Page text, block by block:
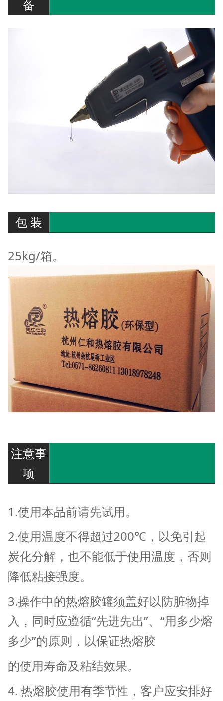
备
包 装
25kg/箱。
注意事
项
1.使用本品前请先试用。
2.使用温度不得超过200℃，以免引起
炭化分解，也不能低于使用温度，否则
降低粘接强度。
3.操作中的热熔胶罐须盖好以防脏物掉
入，同时应遵循“先进先出”、“用多少熔
多少”的原则，以保证热熔胶
的使用寿命及粘结效果。
4. 热熔胶使用有季节性，客户应安排好